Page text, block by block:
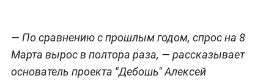
— По сравнению с прошлым годом, спрос на 8
Марта вырос в полтора раза, — рассказывает
основатель проекта "Дебошь" Алексей